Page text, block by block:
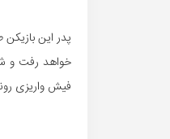
خواهد رفت و
فیش واریزی